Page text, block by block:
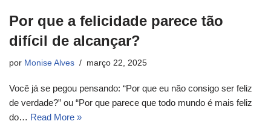
Por que a felicidade parece tão
difícil de alcançar?
por Monise Alves março 22, 2025
Você já se pegou pensando: “Por que eu não consigo ser feliz
de verdade?” ou “Por que parece que todo mundo é mais feliz
do… Read More »